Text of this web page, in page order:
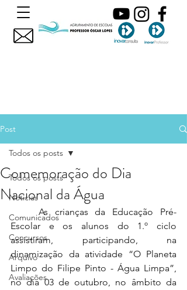
Post
Todos os posts
Noticias
Comunicados
Concursos
Arquivo
Avaliações
Todos os posts
Comemoração do Dia
Nacional da Água
	As crianças da Educação Pré-
Escolar e os alunos do 1.º ciclo
assistiram, participando, na
dinamização da atividade “O Planeta
Limpo do Filipe Pinto - Água Limpa”,
no dia 03 de outubro, no âmbito da